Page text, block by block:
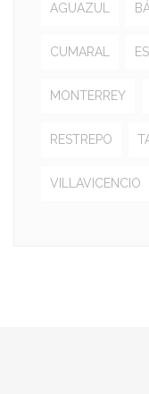
AGUAZUL
CUMARAL
MONTERREY
RESTREPO
VILLAVICENCIO